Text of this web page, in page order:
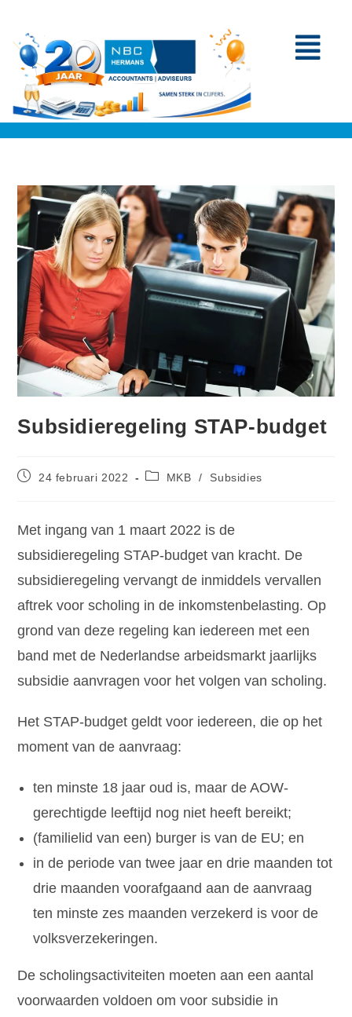
Subsidieregeling STAP-budget
24 februari 2022 MKB / Subsidies
Met ingang van 1 maart 2022 is de
subsidieregeling STAP-budget van kracht. De
subsidieregeling vervangt de inmiddels vervallen
aftrek voor scholing in de inkomstenbelasting. Op
grond van deze regeling kan iedereen met een
band met de Nederlandse arbeidsmarkt jaarlijks
subsidie aanvragen voor het volgen van scholing.
Het STAP-budget geldt voor iedereen, die op het
moment van de aanvraag:
ten minste 18 jaar oud is, maar de AOW-
gerechtigde leeftijd nog niet heeft bereikt;
(familielid van een) burger is van de EU; en
in de periode van twee jaar en drie maanden tot
drie maanden voorafgaand aan de aanvraag
ten minste zes maanden verzekerd is voor de
volksverzekeringen.
De scholingsactiviteiten moeten aan een aantal
voorwaarden voldoen om voor subsidie in